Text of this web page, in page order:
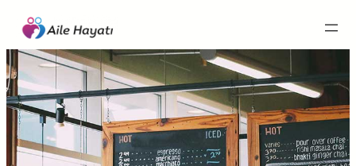
İçeriğe
geç